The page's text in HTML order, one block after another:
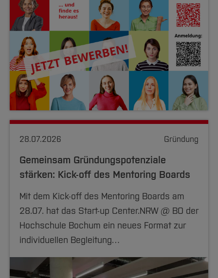
28.07.2026 Gründung
Gemeinsam Gründungspotenziale
stärken: Kick-off des Mentoring Boards
Mit dem Kick-off des Mentoring Boards am
28.07. hat das Start-up Center.NRW @ BO der
Hochschule Bochum ein neues Format zur
individuellen Begleitung…